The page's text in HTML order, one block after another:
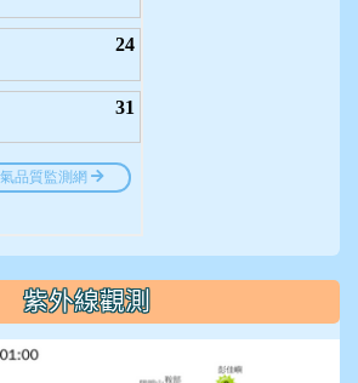
紫外線觀測